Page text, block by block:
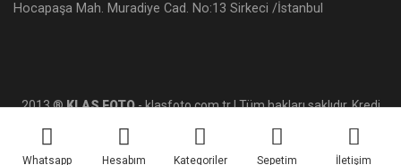
Whatsapp Hesabım Kategoriler Sepetim İletişim
Hocapaşa Mah. Muradiye Cad. No:13 Sirkeci /İstanbul
2013 ®KLAS FOTO- klasfoto.com.tr | Tüm hakları saklıdır. Kredi